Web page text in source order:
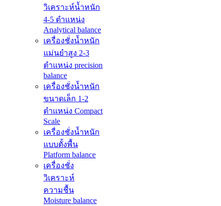
วิเคราะห์น้ำหนัก
4-5 ตำแหน่ง
Analytical balance
เครื่องชั่งน้ำหนัก
แม่นยำสูง 2-3
ตำแหน่ง precision
balance
เครื่องชั่งน้ำหนัก
ขนาดเล็ก 1-2
ตำแหน่ง Compact
Scale
เครื่องชั่งน้ำหนัก
แบบตั้งพื้น
Platform balance
เครื่องชั่ง
วิเคราะห์
ความชื้น
Moisture balance